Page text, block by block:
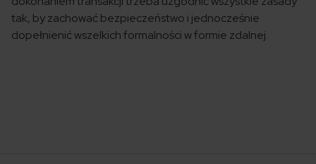
tak, by zachować bezpieczeństwo i jednocześnie
dopełnienić wszelkich formalności w formie zdalnej.